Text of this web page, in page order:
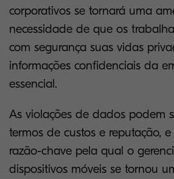
corporativos se tornará uma
necessidade de que os
com segurança suas vidas
informações confidenciais da
essencial.
As violações de dados podem
termos de custos e reputação,
razão-chave pela qual o
dispositivos móveis se tornou